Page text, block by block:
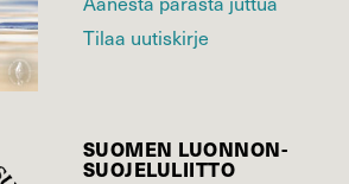
Tilaa uutiskirje
SUOMEN LUONNON­
SUOJELU­LIITTO